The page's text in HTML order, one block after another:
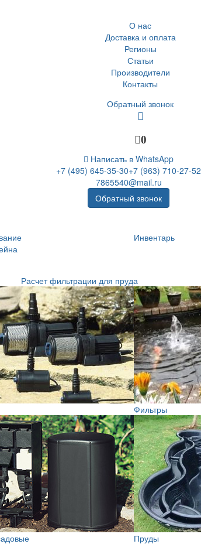
О нас
Доставка и оплата
Регионы
Статьи
Производители
Контакты
Обратный звонок
0
Написать в WhatsApp
+7 (495) 645-35-30+7 (963) 710-27-52
7865540@mail.ru
Обратный звонок
Инвентарь
Расчет фильтрации для пруда
Фильтры
Пруды